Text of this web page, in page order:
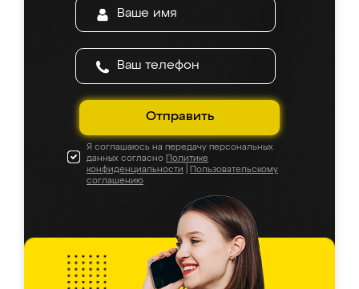
Отправить
Я соглашаюсь на передачу персональных
данных согласно Политике
конфиденциальности
Пользовательскому
соглашению